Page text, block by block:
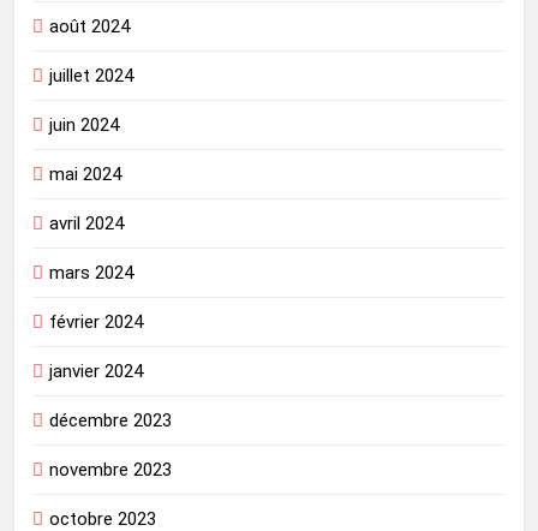
août 2024
juillet 2024
juin 2024
mai 2024
avril 2024
mars 2024
février 2024
janvier 2024
décembre 2023
novembre 2023
octobre 2023